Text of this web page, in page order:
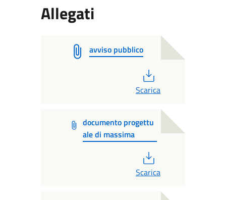
Allegati
avviso pubblico
Scarica
documento progettu
ale di massima
Scarica